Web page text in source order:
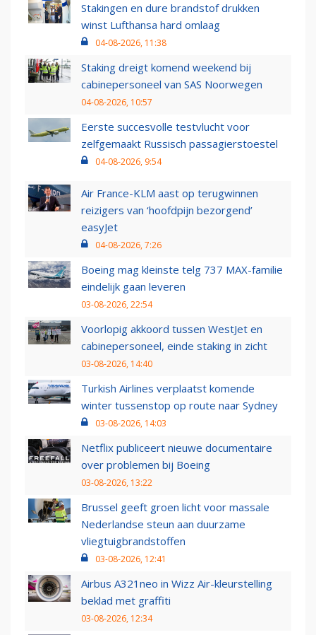
Stakingen en dure brandstof drukken
winst Lufthansa hard omlaag
04-08-2026, 11:38
Staking dreigt komend weekend bij
cabinepersoneel van SAS Noorwegen
04-08-2026, 10:57
Eerste succesvolle testvlucht voor
zelfgemaakt Russisch passagierstoestel
04-08-2026, 9:54
Air France-KLM aast op terugwinnen
reizigers van ‘hoofdpijn bezorgend’
easyJet
04-08-2026, 7:26
Boeing mag kleinste telg 737 MAX-familie
eindelijk gaan leveren
03-08-2026, 22:54
Voorlopig akkoord tussen WestJet en
cabinepersoneel, einde staking in zicht
03-08-2026, 14:40
Turkish Airlines verplaatst komende
winter tussenstop op route naar Sydney
03-08-2026, 14:03
Netflix publiceert nieuwe documentaire
over problemen bij Boeing
03-08-2026, 13:22
Brussel geeft groen licht voor massale
Nederlandse steun aan duurzame
vliegtuigbrandstoffen
03-08-2026, 12:41
Airbus A321neo in Wizz Air-kleurstelling
beklad met graffiti
03-08-2026, 12:34